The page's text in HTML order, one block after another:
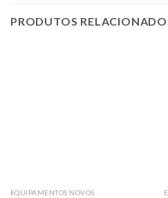
PRODUTOS
EQUIPAMENTOS NOVOS